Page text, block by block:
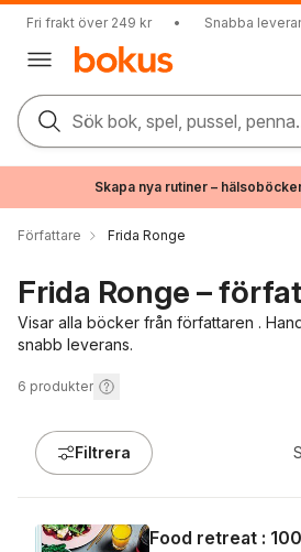
Fri frakt över 249 kr • Snabba
Sök bok, spel, pussel,
Skapa nya rutiner –
Författare Frida Ronge
Frida Ronge –
Visar alla böcker från författaren .
snabb leverans.
6 produkter
Filtrera
Food retreat :